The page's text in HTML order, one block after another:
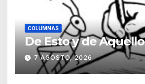
COLUMNAS
De Esto y de Aquello
7 AGOSTO, 2026